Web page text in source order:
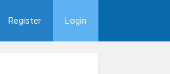
Register Login